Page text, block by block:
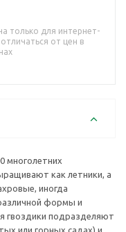
только для интернет-
от цен в
многолетних
как летники, а
иногда
формы и
гвоздики подразделяют
или горных садах) и